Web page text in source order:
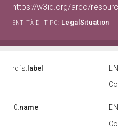
https://w3id.org/arco/
ENTITÀ DI TIPO: LegalSituation
rdfs: label EN
l0:name EN